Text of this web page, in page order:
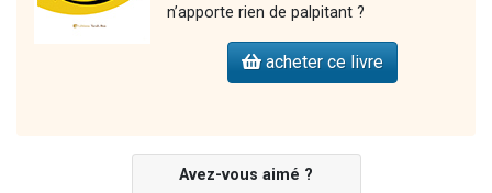
n’apporte rien de palpitant ?
acheter ce livre
Avez-vous aimé ?